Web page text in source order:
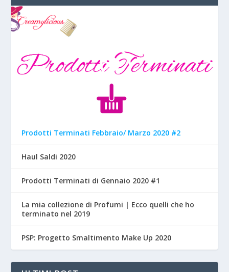
Prodotti Terminati Febbraio/ Marzo 2020 #2
Haul Saldi 2020
Prodotti Terminati di Gennaio 2020 #1
La mia collezione di Profumi | Ecco quelli che ho
terminato nel 2019
PSP: Progetto Smaltimento Make Up 2020